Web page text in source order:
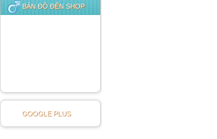
BẢN ĐỒ ĐẾN SHOP
GOOGLE PLUS